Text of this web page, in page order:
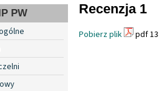
PW Recenzja 1
Pobierz plik pdf